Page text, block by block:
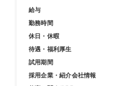
給与
勤務時間
休日・休暇
待遇・福利厚生
試用期間
採用企業・紹介会社情報